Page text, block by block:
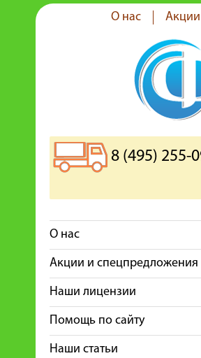
О нас
8 (495) 255-
О нас
Акции и спецпредложения
Наши лицензии
Помощь по сайту
Наши статьи